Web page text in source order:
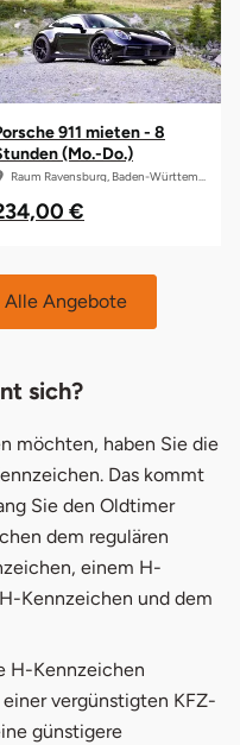
911 mieten - 8
(Mo.-Do.)
Raum Ravensburg, Baden-Württemberg
€
Angebote
sich?
möchten, haben Sie die
Das kommt
Sie den Oldtimer
dem regulären
einem H-
Kennzeichen und dem
H-Kennzeichen
vergünstigten KFZ-
günstigere